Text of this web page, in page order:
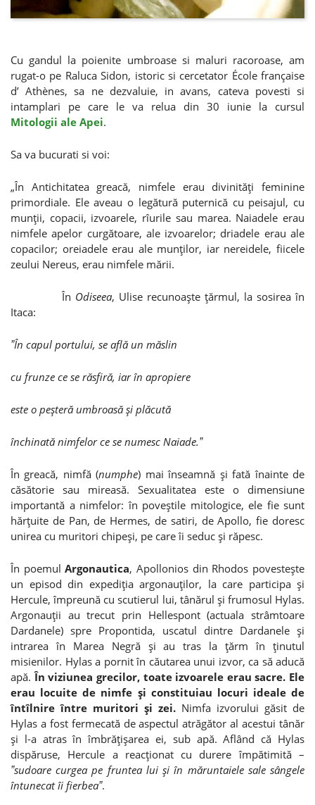
Cu gandul la poienite umbroase si maluri racoroase, am
rugat-o pe Raluca Sidon, istoric si cercetator École française
d’ Athènes, sa ne dezvaluie, in avans, cateva povesti si
intamplari pe care le va relua din 30 iunie la cursul
Mitologii ale Apei.
Sa va bucurati si voi:
„În Antichitatea greacă, nimfele erau divinităţi feminine
primordiale. Ele aveau o legătură puternică cu peisajul, cu
munţii, copacii, izvoarele, rîurile sau marea. Naiadele erau
nimfele apelor curgătoare, ale izvoarelor; driadele erau ale
copacilor; oreiadele erau ale munţilor, iar nereidele, fiicele
zeului Nereus, erau nimfele mării.
În Odiseea, Ulise recunoaşte ţărmul, la sosirea în
Itaca:
ˮÎn capul portului, se află un măslin
cu frunze ce se răsfiră, iar în apropiere
este o peşteră umbroasă şi plăcută
închinată nimfelor ce se numesc Naiade.ˮ
În greacă, nimfă (numphe) mai înseamnă şi fată înainte de
căsătorie sau mireasă. Sexualitatea este o dimensiune
importantă a nimfelor: în poveştile mitologice, ele fie sunt
hărţuite de Pan, de Hermes, de satiri, de Apollo, fie doresc
unirea cu muritori chipeşi, pe care îi seduc şi răpesc.
În poemulArgonautica, Apollonios din Rhodos povesteşte
un episod din expediţia argonauţilor, la care participa şi
Hercule, împreună cu scutierul lui, tânărul şi frumosul Hylas.
Argonauţii au trecut prin Hellespont (actuala strâmtoare
Dardanele) spre Propontida, uscatul dintre Dardanele şi
intrarea în Marea Negră şi au tras la ţărm în ţinutul
misienilor. Hylas a pornit în căutarea unui izvor, ca să aducă
apă.În viziunea grecilor, toate izvoarele erau sacre. Ele
erau locuite de nimfe şi constituiau locuri ideale de
întîlnire între muritori şi zei. Nimfa izvorului găsit de
Hylas a fost fermecată de aspectul atrăgător al acestui tânăr
şi l-a atras în îmbrăţişarea ei, sub apă. Aflând că Hylas
dispăruse, Hercule a reacţionat cu durere împătimită –
ˮsudoare curgea pe fruntea lui şi în măruntaiele sale sângele
întunecat îi fierbeaˮ.